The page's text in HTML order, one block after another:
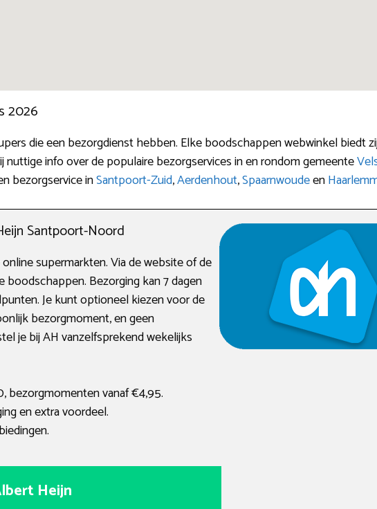
2026
die een bezorgdienst hebben. Elke boodschappen webwinkel biedt
info over de populaire bezorgservices in en rondom gemeente
bezorgservice inSantpoort-Zuid,Aerdenhout,Spaarnwoudeen
Santpoort-Noord
supermarkten. Via de website of de
Bezorging kan 7 dagen
Je kunt optioneel kiezen voor de
bezorgmoment, en geen
je bij AH vanzelfsprekend wekelijks
bezorgmomenten vanaf €4,95.
en extra voordeel.
Heijn